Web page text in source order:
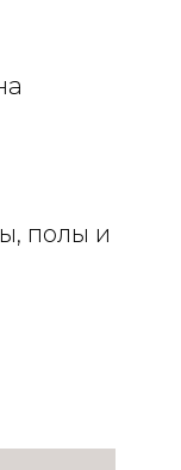
полы и